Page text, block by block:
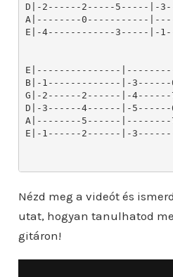
D|-2------2-----5-----|-
A|--------0-----------
E|-4------------3-----|-
E|---------------
B|-1-------------|-
G|-2------2------|-
D|-3------4------|-
A|--------5------
E|-1------2------|-
Nézd meg a videót és
utat, hogyan tanulhatod
gitáron!